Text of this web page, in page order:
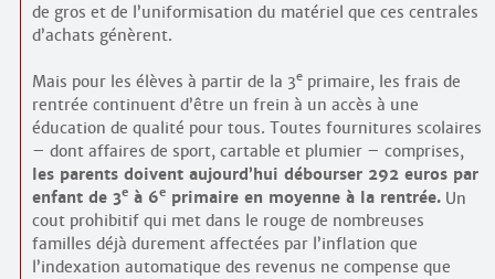
de gros et de l’uniformisation du matériel que ces centrales
d’achats génèrent.
Mais pour les élèves à partir de la 3eprimaire, les frais de
rentrée continuent d’être un frein à un accès à une
éducation de qualité pour tous. Toutes fournitures scolaires
– dont affaires de sport, cartable et plumier – comprises,
les parents doivent aujourd’hui débourser 292 euros par
enfant de 3eà 6eprimaire en moyenne à la rentrée.Un
cout prohibitif qui met dans le rouge de nombreuses
familles déjà durement affectées par l’inflation que
l’indexation automatique des revenus ne compense que